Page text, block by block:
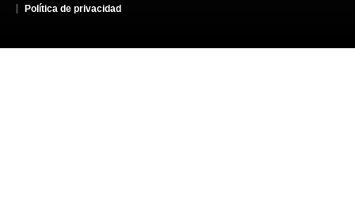
Política de privacidad